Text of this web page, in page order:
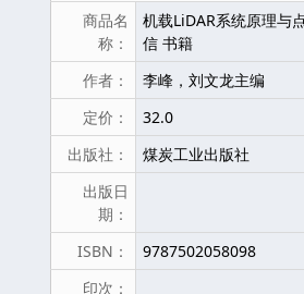
商品名
称：
机载LiDAR系统原理与
信 书籍
作者：
李峰，刘文龙主编
定价：
32.0
出版社：
煤炭工业出版社
出版日
期：
ISBN：
9787502058098
印次：